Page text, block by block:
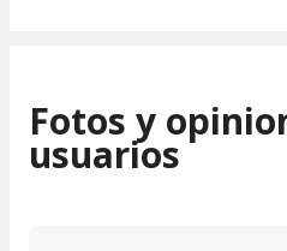
Fotos y
usuarios